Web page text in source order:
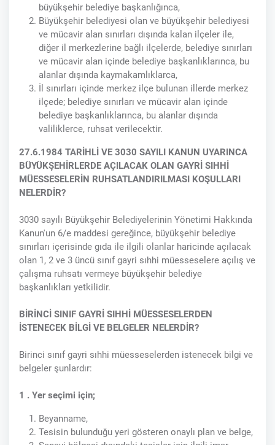
büyükşehir belediye başkanlığınca,
Büyükşehir belediyesi olan ve büyükşehir belediyesi
ve mücavir alan sınırları dışında kalan ilçeler ile,
diğer il merkezlerine bağlı ilçelerde, belediye sınırları
ve mücavir alan içinde belediye başkanlıklarınca, bu
alanlar dışında kaymakamlıklarca,
İl sınırları içinde merkez ilçe bulunan illerde merkez
ilçede; belediye sınırları ve mücavir alan içinde
belediye başkanlıklarınca, bu alanlar dışında
valiliklerce, ruhsat verilecektir.
27.6.1984 TARİHLİ VE 3030 SAYILI KANUN UYARINCA
BÜYÜKŞEHİRLERDE AÇILACAK OLAN GAYRİ SIHHİ
MÜESSESELERİN RUHSATLANDIRILMASI KOŞULLARI
NELERDİR?
3030 sayılı Büyükşehir Belediyelerinin Yönetimi Hakkında
Kanun'un 6/e maddesi gereğince, büyükşehir belediye
sınırları içerisinde gıda ile ilgili olanlar haricinde açılacak
olan 1, 2 ve 3 üncü sınıf gayri sıhhi müesseselere açılış ve
çalışma ruhsatı vermeye büyükşehir belediye
başkanlıkları yetkilidir.
BİRİNCİ SINIF GAYRİ SIHHİ MÜESSESELERDEN
İSTENECEK BİLGİ VE BELGELER NELERDİR?
Birinci sınıf gayri sıhhi müesseselerden istenecek bilgi ve
belgeler şunlardır:
1 . Yer seçimi için;
Beyanname,
Tesisin bulunduğu yeri gösteren onaylı plan ve belge,